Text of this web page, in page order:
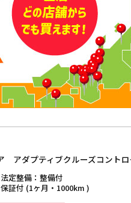
法定整備：整備付
保証付 (1ヶ月・1000km )